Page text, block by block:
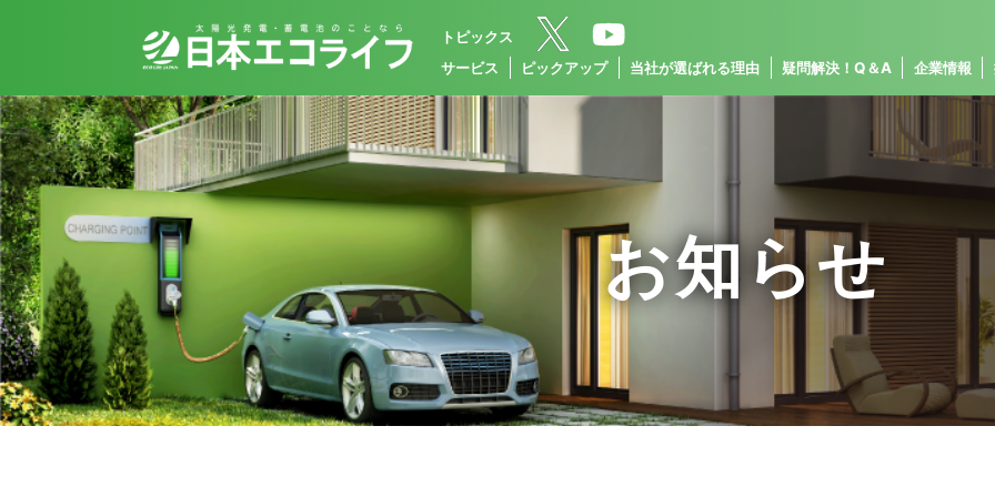
トピックス
サービス
ピックアップ 当社が選ばれる理由 疑問解決！Q＆A 企業情報
お知らせ